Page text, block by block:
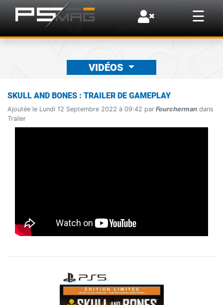
☰
×
VIDÉOS
SKULL AND BONES : TRAILER DE GAMEPLAY
Ajoutée le Lundi 12 Septembre 2022 à 09:42 par Fourcherman dans
Trailer